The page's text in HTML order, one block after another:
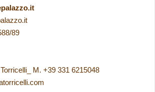
89
M. +39 331 6215048